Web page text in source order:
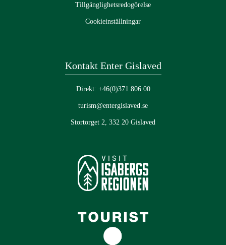
Tillgänglighetsredogörelse
Cookieinställningar
Kontakt Enter Gislaved
Direkt: +46(0)371 806 00
turism@entergislaved.se
Stortorget 2, 332 20 Gislaved